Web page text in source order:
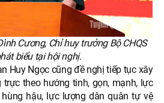
Cương, Chỉ huy trưởng Bộ CHQS
biểu tại hội nghị.
Huy Ngọc cũng đề nghị tiếp tục xây
theo hướng tinh, gọn, mạnh, lực
hậu, lực lượng dân quân tự vệ